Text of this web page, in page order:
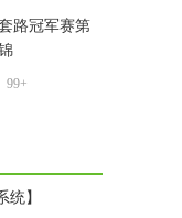
路冠军赛第
99+
】